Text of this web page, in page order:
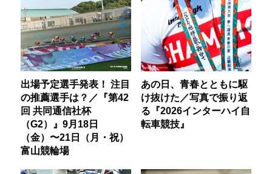
出場予定選手発表！ 注目
の推薦選手は？／『第42
回 共同通信社杯
（G2）』9月18日
（金）〜21日（月・祝）
富山競輪場
あの日、青春とともに駆
け抜けた／写真で振り返
る『2026インターハイ自
転車競技』